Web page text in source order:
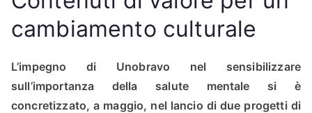
cambiamento culturale
L’impegno di Unobravo nel sensibilizzare
sull’importanza della salute mentale si è
concretizzato, a maggio, nel lancio di due progetti di